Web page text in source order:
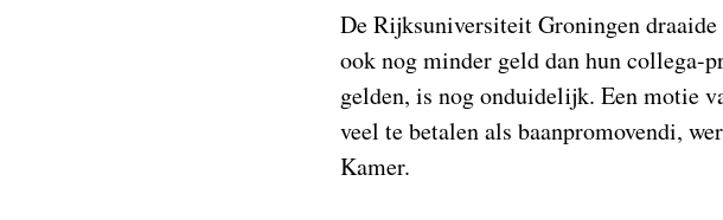
De Rijksuniversiteit Groningen
ook nog minder geld dan hun collega-
gelden, is nog onduidelijk. Een motie
veel te betalen als baanpromovendi,
Kamer.